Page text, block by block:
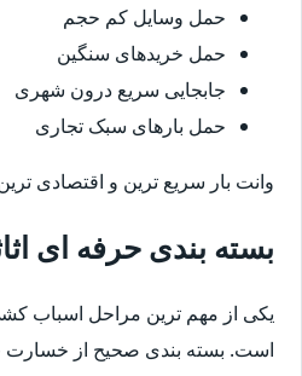
حمل وسایل کم حجم
حمل خریدهای سنگین
جابجایی سریع درون شهری
حمل بارهای سبک تجاری
وانت بار سریع ترین و اقتصادی
بسته بندی حرفه ای
یکی از مهم ترین مراحل اسباب
است. بسته بندی صحیح از خسارت